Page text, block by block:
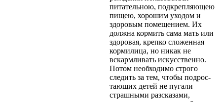
питательною, подкрепляющею
пищею, хорошим уходом и
здоровым помещением. Их
должна кормить сама мать или
здоровая, крепко сложенная
кормилица, но никак не
вскармливать искусственно.
Потом необходимо строго
следить за тем, чтобы подрос-
тающих детей не пугали
страшными разсказами,